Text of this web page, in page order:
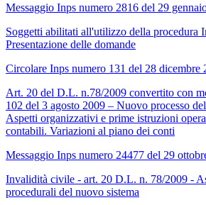
Messaggio Inps numero 2816 del 29
Soggetti abilitati all'utilizzo della procedura
Presentazione delle domande
Circolare Inps numero 131 del 28 dicembre
Art. 20 del D.L. n.78/2009 convertito con
102 del 3 agosto 2009 – Nuovo processo
Aspetti organizzativi e prime istruzioni
contabili. Variazioni al piano dei conti
Messaggio Inps numero 24477 del 29
Invalidità civile - art. 20 D.L. n. 78/2009 -
procedurali del nuovo sistema